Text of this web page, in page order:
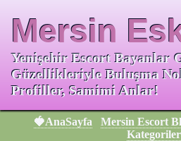
Mersin
Yenişehir Escort Bayanlar
Güzellikleriyle Buluşma
Profiller, Samimi Anlar!
🍓AnaSayfa Mersin Escort